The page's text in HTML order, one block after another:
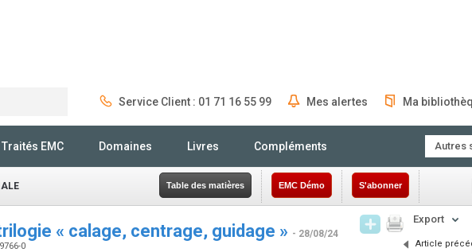
Service Client : 01 71 16 55 99 Mes alertes Ma
Traités EMC Domaines Livres Compléments Autres
Table des matières EMC Démo S'abonner
« calage, centrage, guidage » - 28/08/24
0
Export
Article